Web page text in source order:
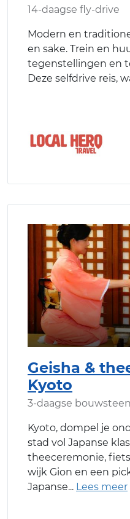
14-daagse fly-drive
Modern en
en sake. Trein en
tegenstellingen en
Deze selfdrive reis,
Geisha &
Kyoto
3-daagse bouwsteen
Kyoto, dompel je
stad vol Japanse
theeceremonie,
wijk Gion en een
Japanse